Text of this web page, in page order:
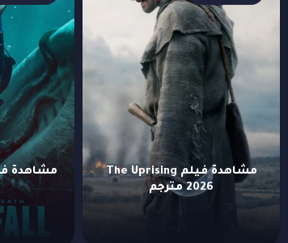
مشاهدة فيلم The Uprising
2026 مترجم